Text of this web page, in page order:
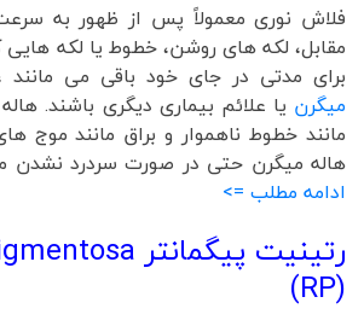
فلاش نوری معمولاً پس از ظهور به
مقابل، لکه های روشن، خطوط یا لکه
برای مدتی در جای خود باقی می
میگرن یا علائم بیماری دیگری باشند.
مانند خطوط ناهموار و براق مانند موج
هاله میگرن حتی در صورت سردرد نشدن
ادامه مطلب =>
رتینیت پیگمانتر
(RP)